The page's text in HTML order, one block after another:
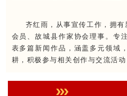
齐红雨，从事宣传工作，拥
会员、故城县作家协会理事。专
表多篇新闻作品，涵盖多元领域
耕，积极参与相关创作与交流活